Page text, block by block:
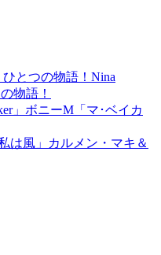
Nina
物語！
」ボニーM「マ･ベイカ
カルメン・マキ＆